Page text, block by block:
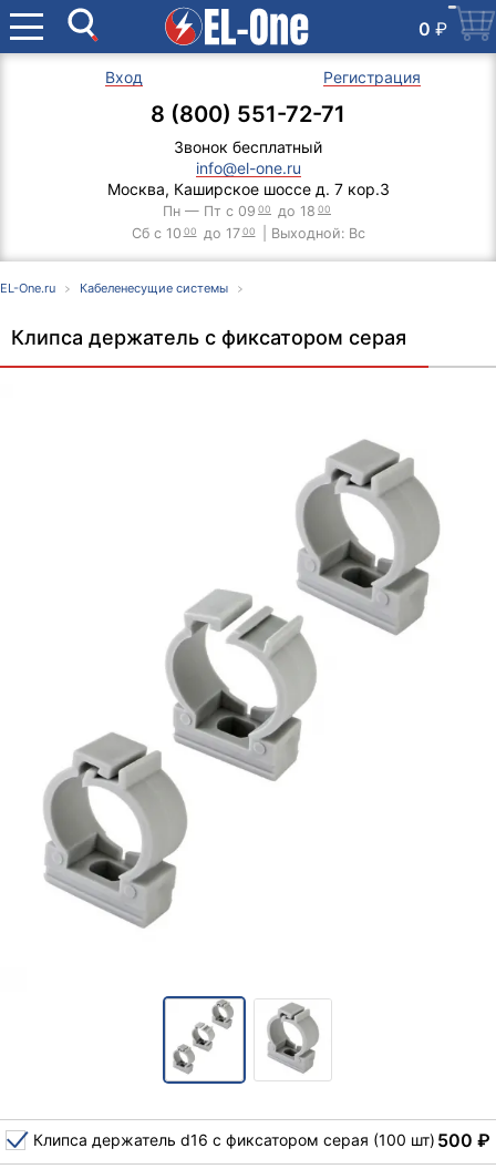
0 ₽
Вход Регистрация
8 (800) 551-72-71
Звонок бесплатный
info@el-one.ru
Москва, Каширское шоссе д. 7 кор.3
Пн — Пт с 09 00 до 18 00
Сб с 10 00 до 17 00 | Выходной: Вс
EL-One.ru Кабеленесущие системы
Клип­са дер­жа­тель с фик­са­то­ром серая
Клип­са дер­жа­тель d16 с фик­са­то­ром серая (100 шт) 500 ₽